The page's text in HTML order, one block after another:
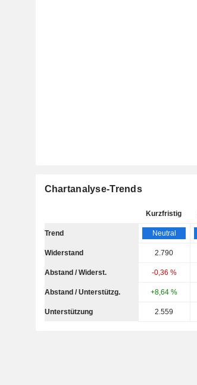
Chartanalyse-Trends
Kurzfristig
Trend Neutral
Widerstand 2.790
Abstand / Widerst. -0,36 %
Abstand / Unterstützg. +8,64 %
Unterstützung 2.559